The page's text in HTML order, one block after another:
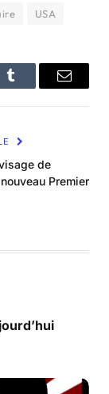
USA
Tumblr Email
de
Premier